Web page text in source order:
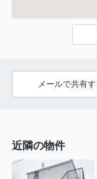
メールで共有す
近隣の物件